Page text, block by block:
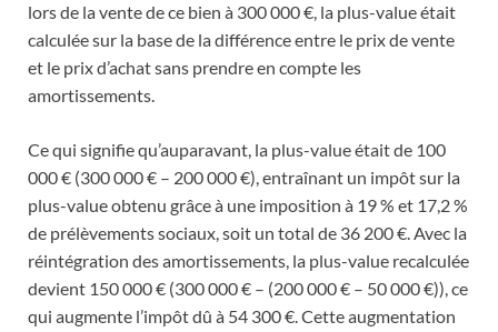
lors de la vente de ce bien à 300 000 €, la plus-value était
calculée sur la base de la différence entre le prix de vente
et le prix d’achat sans prendre en compte les
amortissements.
Ce qui signifie qu’auparavant, la plus-value était de 100
000 € (300 000 € – 200 000 €), entraînant un impôt sur la
plus-value obtenu grâce à une imposition à 19 % et 17,2 %
de prélèvements sociaux, soit un total de 36 200 €. Avec la
réintégration des amortissements, la plus-value recalculée
devient 150 000 € (300 000 € – (200 000 € – 50 000 €)), ce
qui augmente l’impôt dû à 54 300 €. Cette augmentation